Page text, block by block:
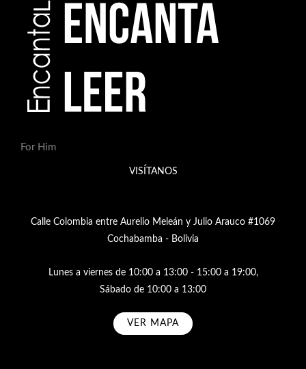
For Him
VISÍTANOS
Calle Colombia entre Aurelio Meleán y Julio Arauco #1069
Cochabamba - Bolivia
Lunes a viernes de 10:00 a 13:00 - 15:00 a 19:00,
Sábado de 10:00 a 13:00
VER MAPA